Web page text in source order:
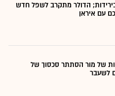
הדולר מתקרב לשפל חדש
עם איראן
של מור הסתתר סכסוך של